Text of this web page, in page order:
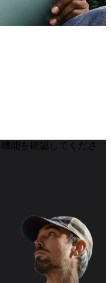
機能を確認してくださ